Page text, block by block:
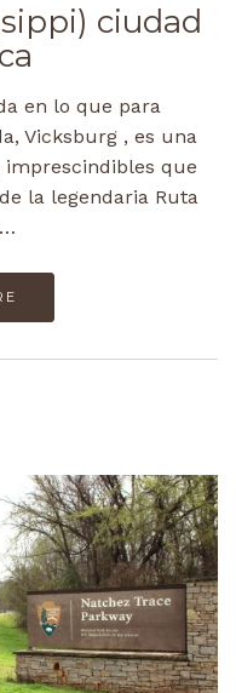
ciudad
en lo que para
Vicksburg , es una
imprescindibles que
la legendaria Ruta